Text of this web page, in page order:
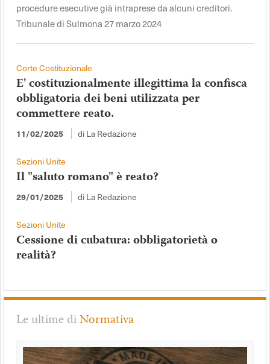
procedure esecutive già intraprese da alcuni creditori.
Tribunale di Sulmona 27 marzo 2024
Corte Costituzionale
E' costituzionalmente illegittima la confisca
obbligatoria dei beni utilizzata per
commettere reato.
11/02/2025 di La Redazione
Sezioni Unite
Il "saluto romano" è reato?
29/01/2025 di La Redazione
Sezioni Unite
Cessione di cubatura: obbligatorietà o
realità?
Le ultime diNormativa